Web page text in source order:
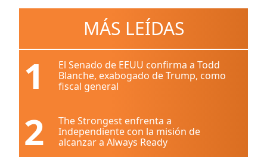
MÁS LEÍDAS
1
El Senado de EEUU confirma a Todd
Blanche, exabogado de Trump, como
fiscal general
2
The Strongest enfrenta a
Independiente con la misión de
alcanzar a Always Ready